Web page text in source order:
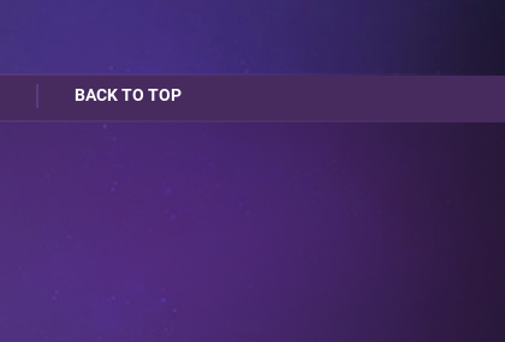
BACK TO TOP